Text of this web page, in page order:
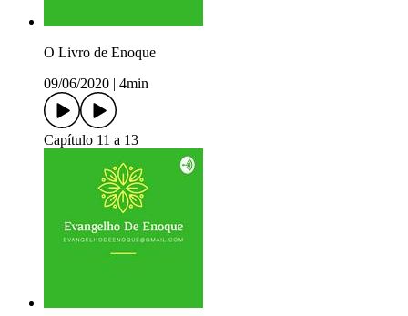
O Livro de Enoque
09/06/2020
4min
Capítulo 11 a 13